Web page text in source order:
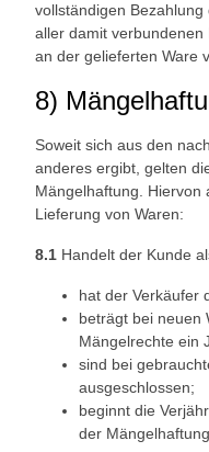
vollständigen
aller damit verbundenen
an der gelieferten Ware
8)
Soweit sich aus den
anderes ergibt, gelten
Mängelhaftung. Hiervon
Lieferung von Waren:
8.1 Handelt der Kunde
hat der Verkäufer
beträgt bei neuen
Mängelrechte ein
sind bei
ausgeschlossen;
beginnt die
der